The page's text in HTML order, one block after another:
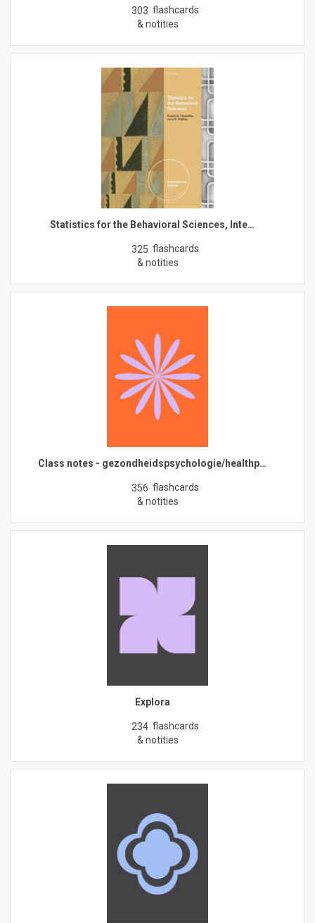
303 flashcards
& notities
Statistics for the Behavioral Sciences, Inte…
325 flashcards
& notities
Class notes - gezondheidspsychologie/healthp…
356 flashcards
& notities
Explora
234 flashcards
& notities